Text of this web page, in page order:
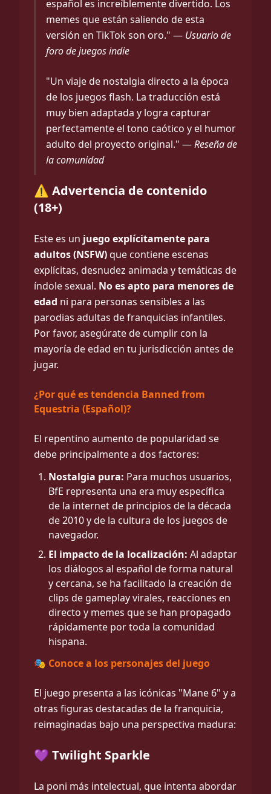
español es increíblemente divertido. Los
memes que están saliendo de esta
versión en TikTok son oro." — Usuario de
foro de juegos indie
"Un viaje de nostalgia directo a la época
de los juegos flash. La traducción está
muy bien adaptada y logra capturar
perfectamente el tono caótico y el humor
adulto del proyecto original." —Reseña de
la comunidad
⚠️ Advertencia de contenido
(18+)
Este es un juego explícitamente para
adultos (NSFW)que contiene escenas
explícitas, desnudez animada y temáticas de
índole sexual. No es apto para menores de
edad ni para personas sensibles a las
parodias adultas de franquicias infantiles.
Por favor, asegúrate de cumplir con la
mayoría de edad en tu jurisdicción antes de
jugar.
¿Por qué es tendencia Banned from
Equestria (Español)?
El repentino aumento de popularidad se
debe principalmente a dos factores:
Nostalgia pura: Para muchos usuarios,
BfE representa una era muy específica
de la internet de principios de la década
de 2010 y de la cultura de los juegos de
navegador.
El impacto de la localización: Al adaptar
los diálogos al español de forma natural
y cercana, se ha facilitado la creación de
clips de gameplay virales, reacciones en
directo y memes que se han propagado
rápidamente por toda la comunidad
hispana.
🎭 Conoce a los personajes del juego
El juego presenta a las icónicas "Mane 6" y a
otras figuras destacadas de la franquicia,
reimaginadas bajo una perspectiva madura:
💜 Twilight Sparkle
La poni más intelectual, que intenta abordar